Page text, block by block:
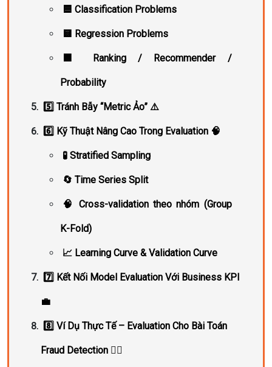
🟦 Classification Problems
🟨 Regression Problems
🟧 Ranking / Recommender /
Probability
5️⃣ Tránh Bẫy “Metric Ảo” ⚠️
6️⃣ Kỹ Thuật Nâng Cao Trong Evaluation 🧠
🧪 Stratified Sampling
🔄 Time Series Split
🧠 Cross-validation theo nhóm (Group
K-Fold)
📈 Learning Curve & Validation Curve
7️⃣ Kết Nối Model Evaluation Với Business KPI
💼
8️⃣ Ví Dụ Thực Tế – Evaluation Cho Bài Toán
Fraud Detection 🕵️‍♂️